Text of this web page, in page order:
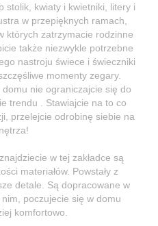
stolik, kwiaty i kwietniki, litery i
w przepięknych ramach,
których zatrzymacie rodzinne
także niezwykle potrzebne
nastroju świece i świeczniki
momenty zegary.
nie ograniczajcie się do
trendu . Stawiajcie na to co
przelejcie odrobinę siebie na
w tej zakładce są
materiałów. Powstały z
detale. Są dopracowane w
poczujecie się w domu
komfortowo.